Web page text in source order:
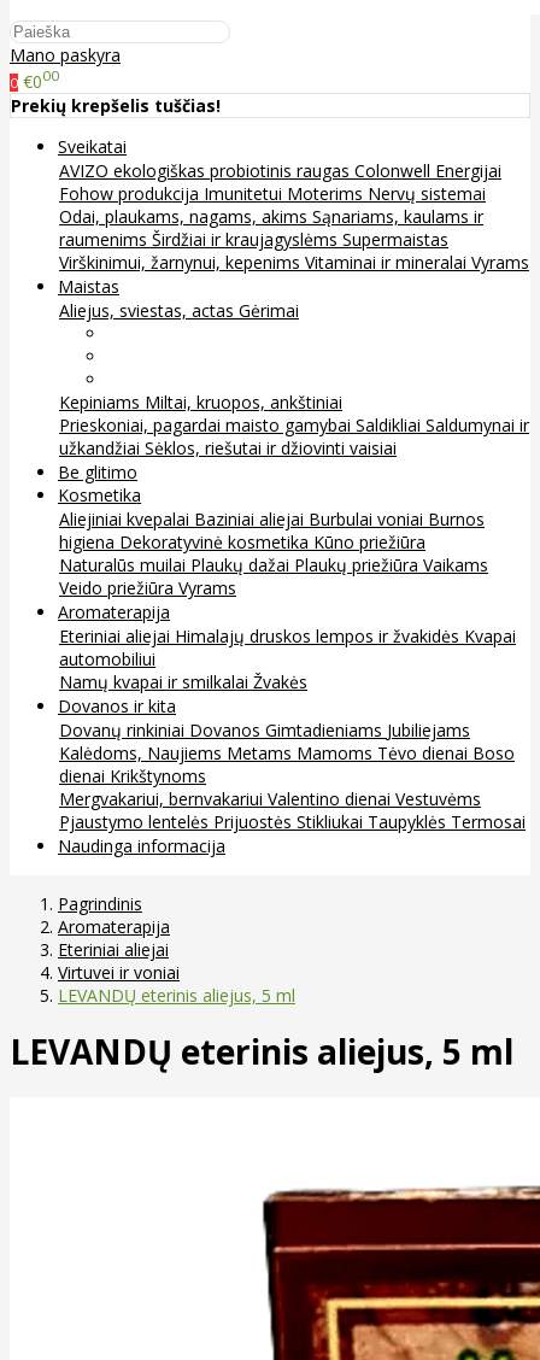
Mano paskyra
0 €000
Prekių krepšelis tuščias!
Sveikatai
AVIZO ekologiškas probiotinis raugas Colonwell Energijai
Fohow produkcija Imunitetui Moterims Nervų sistemai
Odai, plaukams, nagams, akims Sąnariams, kaulams ir
raumenims Širdžiai ir kraujagyslėms Supermaistas
Virškinimui, žarnynui, kepenims Vitaminai ir mineralai Vyrams
Maistas
Aliejus, sviestas, actas Gėrimai
Kepiniams Miltai, kruopos, ankštiniai
Prieskoniai, pagardai maisto gamybai Saldikliai Saldumynai ir
užkandžiai Sėklos, riešutai ir džiovinti vaisiai
Be glitimo
Kosmetika
Aliejiniai kvepalai Baziniai aliejai Burbulai voniai Burnos
higiena Dekoratyvinė kosmetika Kūno priežiūra
Naturalūs muilai Plaukų dažai Plaukų priežiūra Vaikams
Veido priežiūra Vyrams
Aromaterapija
Eteriniai aliejai Himalajų druskos lempos ir žvakidės Kvapai
automobiliui
Namų kvapai ir smilkalai Žvakės
Dovanos ir kita
Dovanų rinkiniai Dovanos Gimtadieniams Jubiliejams
Kalėdoms, Naujiems Metams Mamoms Tėvo dienai Boso
dienai Krikštynoms
Mergvakariui, bernvakariui Valentino dienai Vestuvėms
Pjaustymo lentelės Prijuostės Stikliukai Taupyklės Termosai
Naudinga informacija
Pagrindinis
Aromaterapija
Eteriniai aliejai
Virtuvei ir voniai
LEVANDŲ eterinis aliejus, 5 ml
LEVANDŲ eterinis aliejus, 5 ml